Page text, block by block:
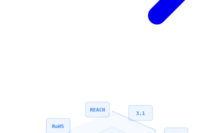
RoHS
REACH
3.1